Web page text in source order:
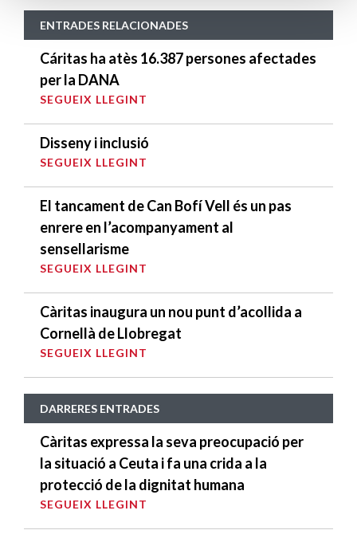
ENTRADES RELACIONADES
Cáritas ha atès 16.387 persones afectades
per la DANA
SEGUEIX LLEGINT
Disseny i inclusió
SEGUEIX LLEGINT
El tancament de Can Bofí Vell és un pas
enrere en l’acompanyament al
sensellarisme
SEGUEIX LLEGINT
Càritas inaugura un nou punt d’acollida a
Cornellà de Llobregat
SEGUEIX LLEGINT
DARRERES ENTRADES
Càritas expressa la seva preocupació per
la situació a Ceuta i fa una crida a la
protecció de la dignitat humana
SEGUEIX LLEGINT